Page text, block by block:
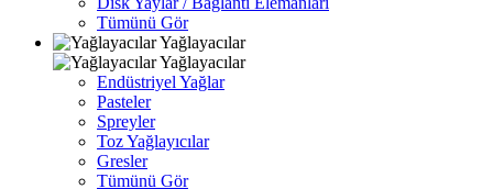
Tümünü Gör
Yağlayacılar
Yağlayacılar
Endüstriyel Yağlar
Pasteler
Spreyler
Toz Yağlayıcılar
Gresler
Tümünü Gör